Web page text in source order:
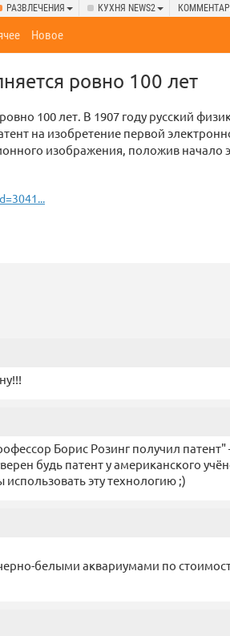
РАЗВЛЕЧЕНИЯ КУХНЯ NEWS2
Новое
ровно 100 лет
100 лет. В 1907 году русский
на изобретение первой
изображения, положив начало
Борис Розинг получил
будь патент у американского
использовать эту технологию ;)
белыми аквариумами по